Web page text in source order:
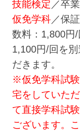
技能検定 ／卒
仮免学科／保
数料：1,800円/
1,100円/回を
だきます。
※仮免学科試
宅をしていた
て直接学科試
ございます。